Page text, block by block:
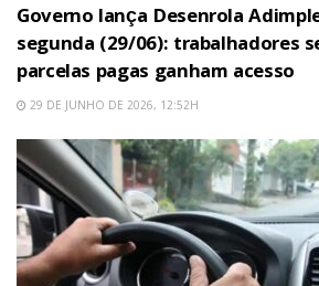
Governo lança Desenrola
segunda (29/06): trabalhadores
parcelas pagas ganham acesso
29 DE JUNHO DE 2026, 12:52H